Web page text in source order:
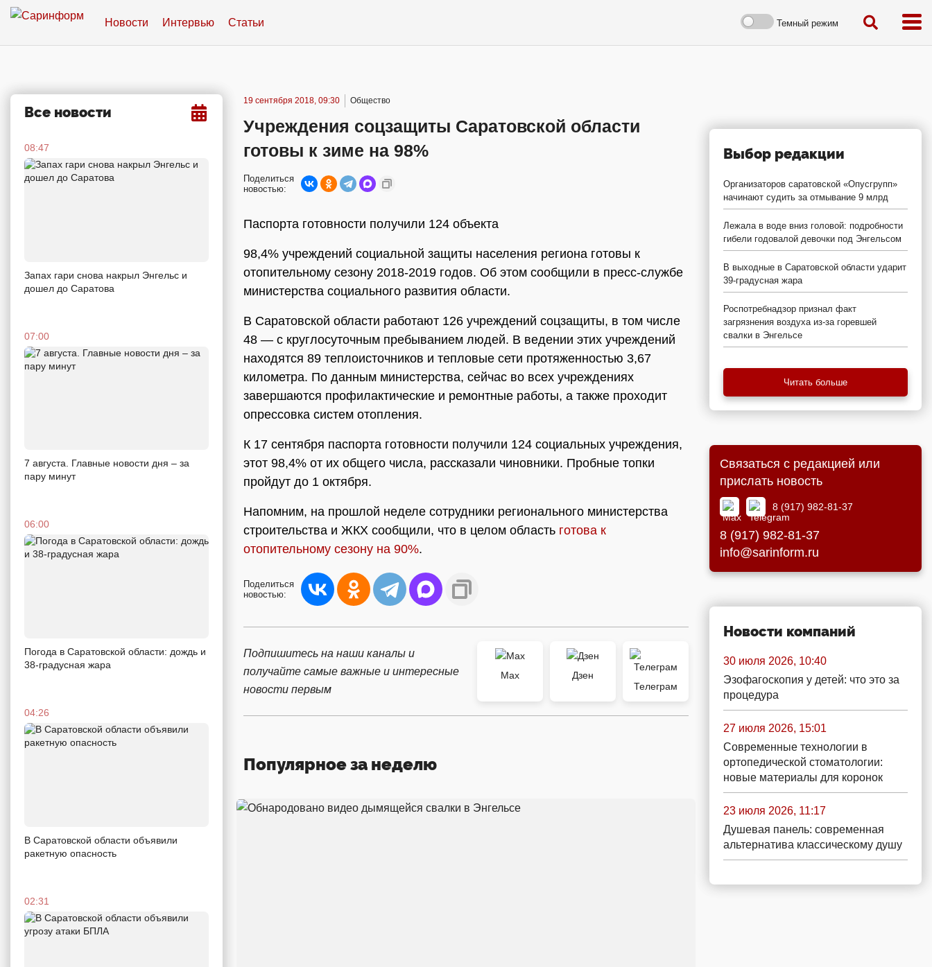
Новости Интервью Статьи Темный режим
Все новости
08:47
Запах гари снова накрыл Энгельс и
дошел до Саратова
07:00
7 августа. Главные новости дня – за
пару минут
06:00
Погода в Саратовской области: дождь и
38-градусная жара
04:26
В Саратовской области объявили
ракетную опасность
02:31
19 сентября 2018, 09:30 Общество
Учреждения соцзащиты Саратовской области
готовы к зиме на 98%
Поделиться
новостью:
Паспорта готовности получили 124 объекта
98,4% учреждений социальной защиты населения региона готовы к
отопительному сезону 2018-2019 годов. Об этом сообщили в пресс-службе
министерства социального развития области.
В Саратовской области работают 126 учреждений соцзащиты, в том числе
48 — с круглосуточным пребыванием людей. В ведении этих учреждений
находятся 89 теплоисточников и тепловые сети протяженностью 3,67
километра. По данным министерства, сейчас во всех учреждениях
завершаются профилактические и ремонтные работы, а также проходит
опрессовка систем отопления.
К 17 сентября паспорта готовности получили 124 социальных учреждения,
этот 98,4% от их общего числа, рассказали чиновники. Пробные топки
пройдут до 1 октября.
Напомним, на прошлой неделе сотрудники регионального министерства
строительства и ЖКХ сообщили, что в целом область готова к
отопительному сезону на 90%.
Поделиться
новостью:
Подпишитесь на наши каналы и
получайте самые важные и интересные
новости первым
Max
Дзен
Телеграм
Популярное за неделю
Выбор редакции
Организаторов саратовской «Опусгрупп»
начинают судить за отмывание 9 млрд
Лежала в воде вниз головой: подробности
гибели годовалой девочки под Энгельсом
В выходные в Саратовской области ударит
39-градусная жара
Роспотребнадзор признал факт
загрязнения воздуха из-за горевшей
свалки в Энгельсе
Читать больше
Связаться с редакцией или
прислать новость
8 (917) 982-81-37
8 (917) 982-81-37
info@sarinform.ru
Новости компаний
30 июля 2026, 10:40
Эзофагоскопия у детей: что это за
процедура
27 июля 2026, 15:01
Современные технологии в
ортопедической стоматологии:
новые материалы для коронок
23 июля 2026, 11:17
Душевая панель: современная
альтернатива классическому душу